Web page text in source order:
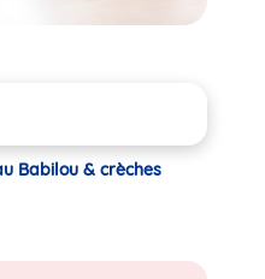
Babilou & crèches